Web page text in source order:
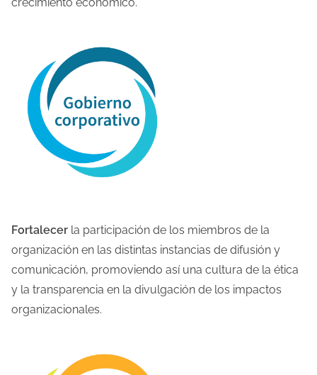
crecimiento económico.
Fortalecer la participación de los miembros de la
organización en las distintas instancias de difusión y
comunicación, promoviendo así una cultura de la ética
y la transparencia en la divulgación de los impactos
organizacionales.